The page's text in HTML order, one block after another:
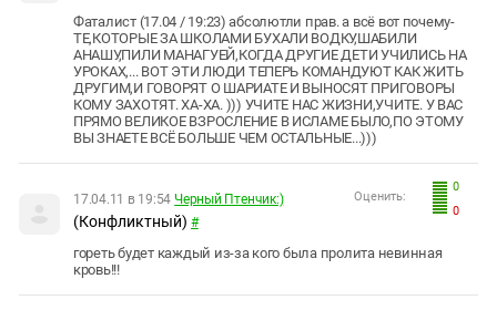
Фаталист (17.04 / 19:23) абсолютли прав. а всё вот почему-
ТЕ,КОТОРЫЕ ЗА ШКОЛАМИ БУХАЛИ ВОДКУ,ШАБИЛИ
АНАШУ,ПИЛИ МАНАГУЕЙ,КОГДА ДРУГИЕ ДЕТИ УЧИЛИСЬ НА
УРОКАХ,... ВОТ ЭТИ ЛЮДИ ТЕПЕРЬ КОМАНДУЮТ КАК ЖИТЬ
ДРУГИМ,И ГОВОРЯТ О ШАРИАТЕ И ВЫНОСЯТ ПРИГОВОРЫ
КОМУ ЗАХОТЯТ. ХА-ХА. ))) УЧИТЕ НАС ЖИЗНИ,УЧИТЕ. У ВАС
ПРЯМО ВЕЛИКОЕ ВЗРОСЛЕНИЕ В ИСЛАМЕ БЫЛО,ПО ЭТОМУ
ВЫ ЗНАЕТЕ ВСЁ БОЛЬШЕ ЧЕМ ОСТАЛЬНЫЕ...)))
0
0
Оценить:
17.04.11 в 19:54 Черный Птенчик:)
(Конфликтный) #
гореть будет каждый из-за кого была пролита невинная
кровь!!!